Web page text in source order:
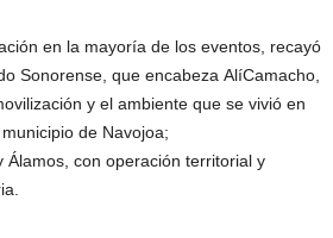
en la mayoría de los eventos, recayó
Sonorense, que encabeza AlíCamacho,
y el ambiente que se vivió en
de Navojoa;
Álamos, con operación territorial y